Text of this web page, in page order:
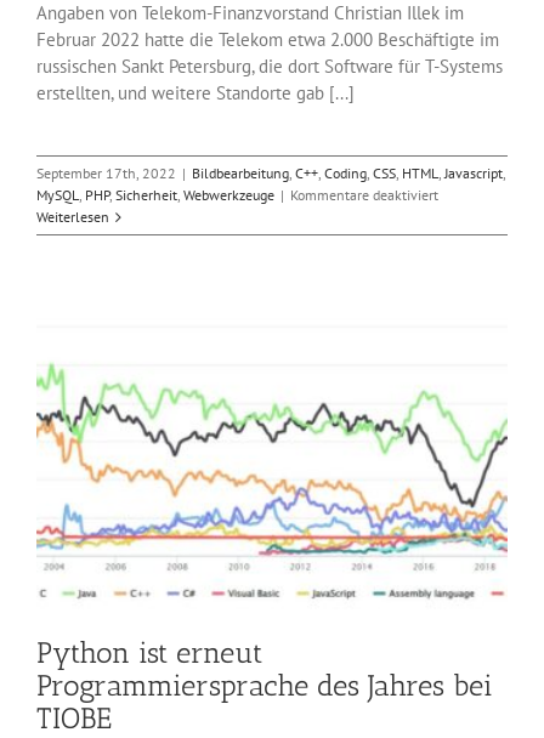
Angaben von Telekom-Finanzvorstand Christian Illek im
Februar 2022 hatte die Telekom etwa 2.000 Beschäftigte im
russischen Sankt Petersburg, die dort Software für T-Systems
erstellten, und weitere Standorte gab [...]
September 17th, 2022 | Bildbearbeitung, C++, Coding, CSS, HTML,Javascript,
MySQL, PHP, Sicherheit, Webwerkzeuge | Kommentare deaktiviertfür
Fachkräfte
Weiterlesen
Python ist erneut
Programmiersprache des Jahres bei
TIOBE